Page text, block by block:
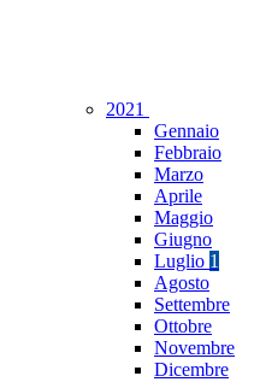
2021
Gennaio
Febbraio
Marzo
Aprile
Maggio
Giugno
Luglio 1
Agosto
Settembre
Ottobre
Novembre
Dicembre